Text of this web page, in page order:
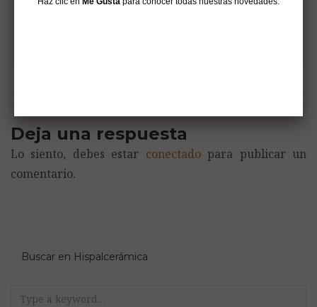
Deja una respuesta
Lo siento, debes estar conectadopara publicar un
comentario.
Buscar en Hispalcerámica
Search